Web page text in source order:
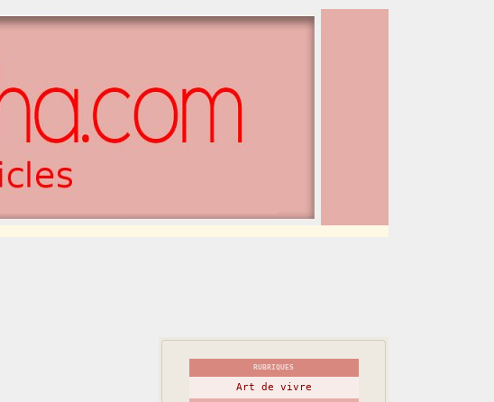
RUBRIQUES
Art de vivre